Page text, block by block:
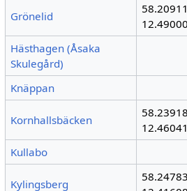
Grönelid
Hästhagen (Åsaka
Skulegård)
Knäppan
Kornhallsbäcken
Kullabo
Kylingsberg